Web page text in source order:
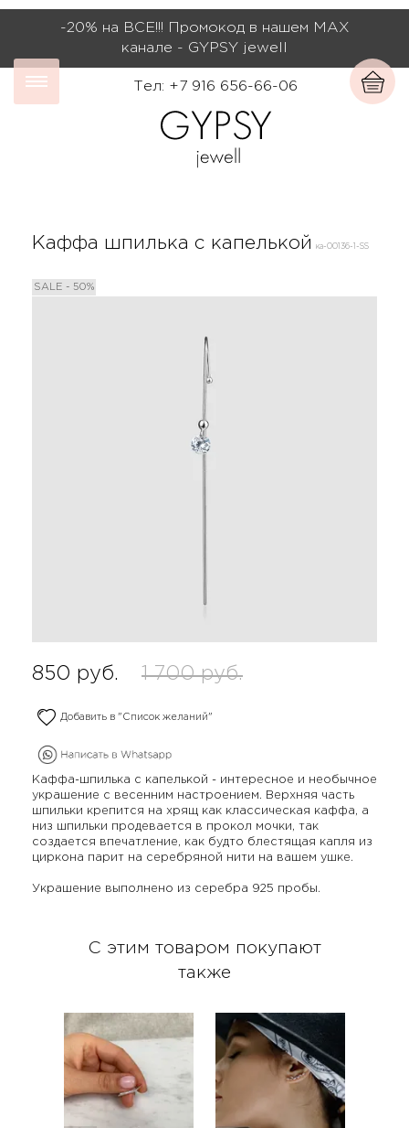
-20% на ВСЕ!!! Промокод в нашем МАХ
канале - GYPSY jewell
Тел: +7 916 656-66-06
Каффа шпилька с капелькой ка-00136-1-SS
SALE - 50%
850 руб. 1 700 руб.
Добавить в "Список желаний"
Каффа-шпилька с капелькой - интересное и необычное
украшение с весенним настроением. Верхняя часть
шпильки крепится на хрящ как классическая каффа, а
низ шпильки продевается в прокол мочки, так
создается впечатление, как будто блестящая капля из
циркона парит на серебряной нити на вашем ушке.
Украшение выполнено из серебра 925 пробы.
С этим товаром покупают
также